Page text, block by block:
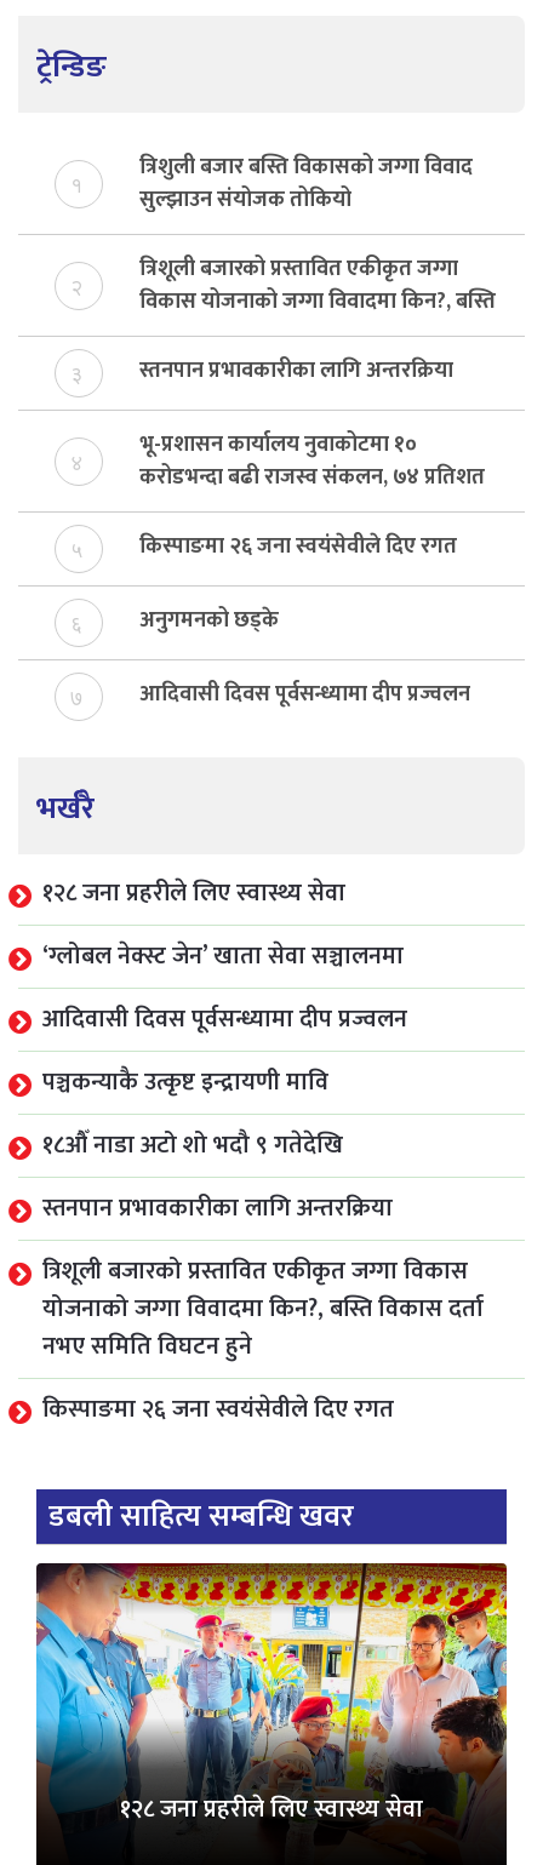
ट्रेन्डिङ
१
त्रिशुली बजार बस्ति विकासको जग्गा विवाद
सुल्झाउन संयोजक तोकियो
२
त्रिशूली बजारको प्रस्तावित एकीकृत जग्गा
विकास योजनाको जग्गा विवादमा किन?, बस्ति
विकास दर्ता नभए समिति विघटन हुने
३ स्तनपान प्रभावकारीका लागि अन्तरक्रिया
४
भू-प्रशासन कार्यालय नुवाकोटमा १०
करोडभन्दा बढी राजस्व संकलन, ७४ प्रतिशत
बेरुजु फर्छयौट
५ किस्पाङमा २६ जना स्वयंसेवीले दिए रगत
६ अनुगमनको छड्के
७ आदिवासी दिवस पूर्वसन्ध्यामा दीप प्रज्वलन
भर्खरै
१२८ जना प्रहरीले लिए स्वास्थ्य सेवा
‘ग्लोबल नेक्स्ट जेन’ खाता सेवा सञ्चालनमा
आदिवासी दिवस पूर्वसन्ध्यामा दीप प्रज्वलन
पञ्चकन्याकै उत्कृष्ट इन्द्रायणी मावि
१८औँ नाडा अटो शो भदौ ९ गतेदेखि
स्तनपान प्रभावकारीका लागि अन्तरक्रिया
त्रिशूली बजारको प्रस्तावित एकीकृत जग्गा विकास
योजनाको जग्गा विवादमा किन?, बस्ति विकास दर्ता
नभए समिति विघटन हुने
किस्पाङमा २६ जना स्वयंसेवीले दिए रगत
डबली साहित्य सम्बन्धि खवर
१२८ जना प्रहरीले लिए स्वास्थ्य सेवा